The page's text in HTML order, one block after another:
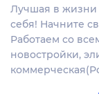
Лучшая в жизни
себя! Начните
Работаем со
новостройки,